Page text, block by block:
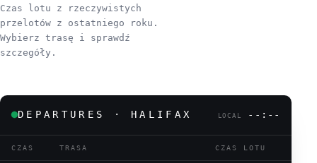
Czas lotu z rzeczywistych
przelotów z ostatniego roku.
Wybierz trasę i sprawdź
szczegóły.
DEPARTURES · HALIFAX LOCAL --:--
CZAS TRASA CZAS LOTU